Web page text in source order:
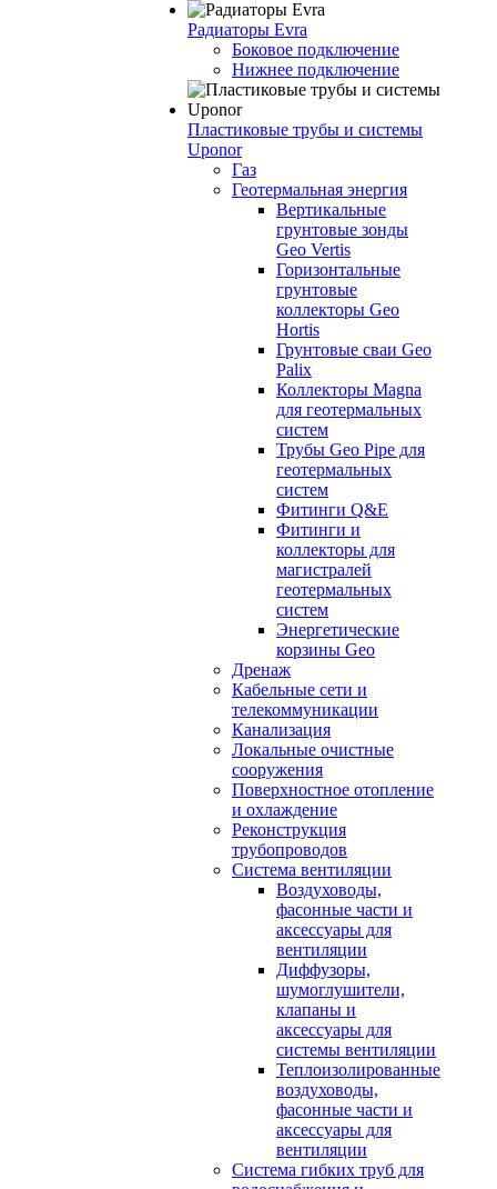
Радиаторы Evra
Боковое подключение
Нижнее подключение
Пластиковые трубы и системы
Uponor
Газ
Геотермальная энергия
Вертикальные
грунтовые зонды
Geo Vertis
Горизонтальные
грунтовые
коллекторы Geo
Hortis
Грунтовые сваи Geo
Palix
Коллекторы Magna
для геотермальных
систем
Трубы Geo Pipe для
геотермальных
систем
Фитинги Q&E
Фитинги и
коллекторы для
магистралей
геотермальных
систем
Энергетические
корзины Geo
Дренаж
Кабельные сети и
телекоммуникации
Канализация
Локальные очистные
сооружения
Поверхностное отопление
и охлаждение
Реконструкция
трубопроводов
Система вентиляции
Воздуховоды,
фасонные части и
аксессуары для
вентиляции
Диффузоры,
шумоглушители,
клапаны и
аксессуары для
системы вентиляции
Теплоизолированные
воздуховоды,
фасонные части и
аксессуары для
вентиляции
Система гибких труб для